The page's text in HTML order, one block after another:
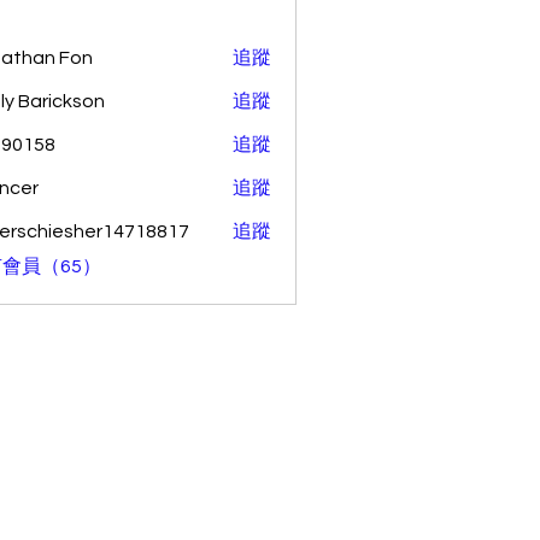
Fon 追蹤
Barickson 追蹤
追蹤
追蹤
追蹤
員（65）